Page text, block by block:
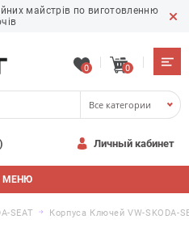
майстрів по виготовленню
0 0
Все категории
Личный кабинет
МЕНЮ
SEAT Корпуса Ключей VW-SKODA-